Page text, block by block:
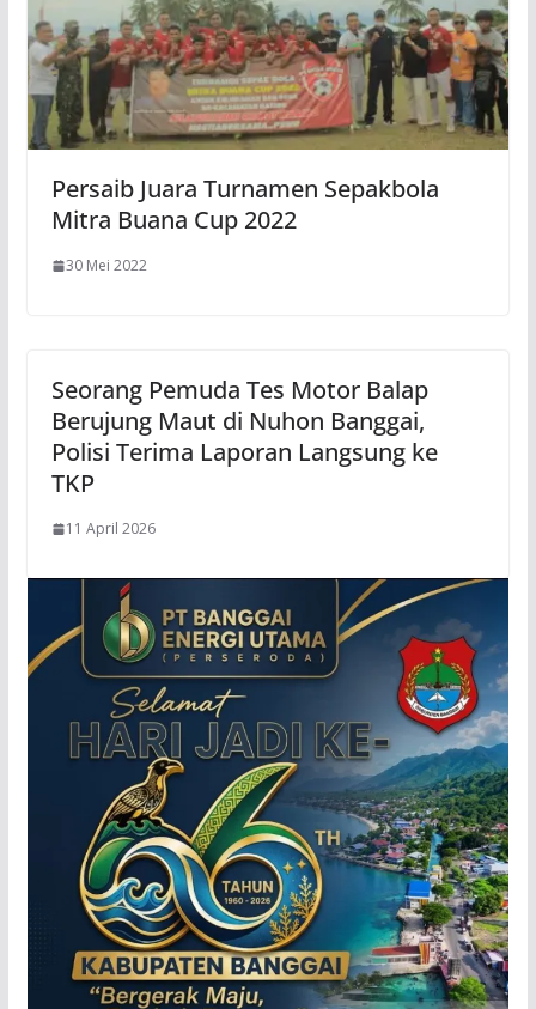
Persaib Juara Turnamen Sepakbola
Mitra Buana Cup 2022
30 Mei 2022
Seorang Pemuda Tes Motor Balap
Berujung Maut di Nuhon Banggai,
Polisi Terima Laporan Langsung ke
TKP
11 April 2026